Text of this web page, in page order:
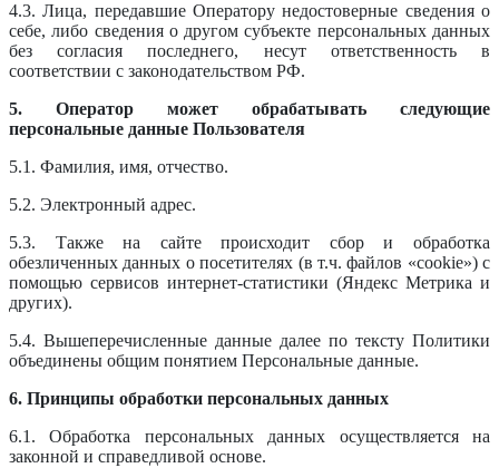
4.3. Лица, передавшие Оператору недостоверные сведения о
себе, либо сведения о другом субъекте персональных данных
без согласия последнего, несут ответственность в
соответствии с законодательством РФ.
5. Оператор может обрабатывать следующие
персональные данные Пользователя
5.1. Фамилия, имя, отчество.
5.2. Электронный адрес.
5.3. Также на сайте происходит сбор и обработка
обезличенных данных о посетителях (в т.ч. файлов «cookie») с
помощью сервисов интернет-статистики (Яндекс Метрика и
других).
5.4. Вышеперечисленные данные далее по тексту Политики
объединены общим понятием Персональные данные.
6. Принципы обработки персональных данных
6.1. Обработка персональных данных осуществляется на
законной и справедливой основе.